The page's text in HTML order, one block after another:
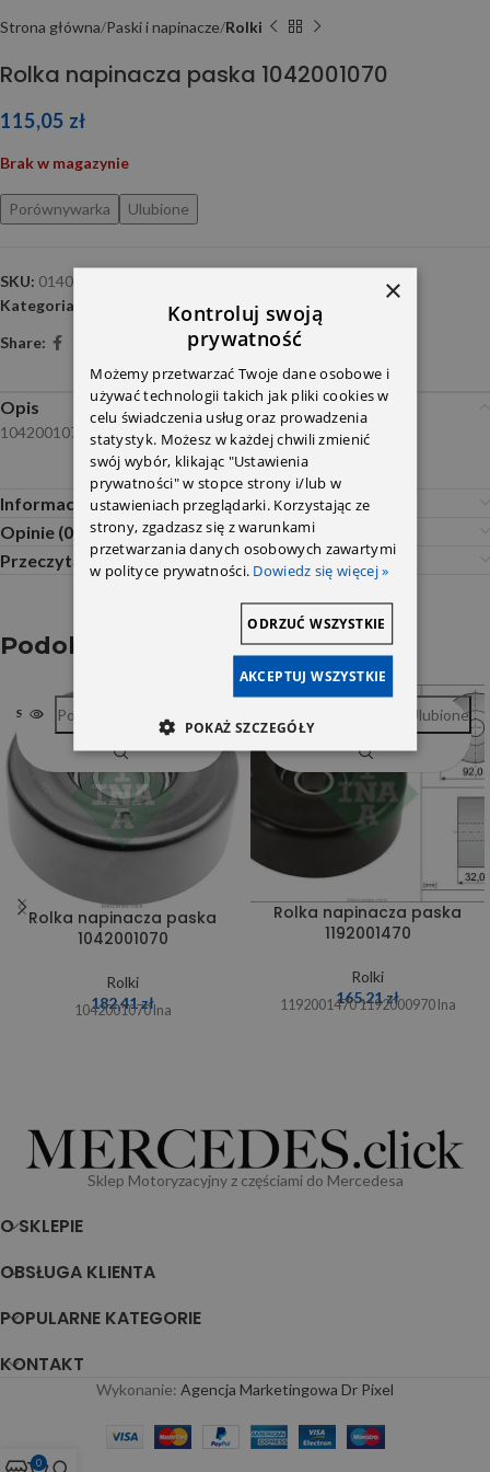
Strona główna Paski i napinacze Rolki
Rolka napinacza paska 1042001070
115,05 zł
Brak w magazynie
Porównywarka Ulubione
SKU: 0140200099
Kategoria:
Share:
Opis
1042001070 Meyle
Informacje dodatkowe
Opinie (0)
Przeczytaj Przed Zakupem
Podobne produkty
SOLD OUT
Rolka napinacza paska
1042001070
Rolki
182,41zł
1042001070 Ina
Porównywarka Ulubione
Rolka napinacza paska
1192001470
Rolki
165,21zł
1192001470 1192000970 Ina
Ulubione
Sklep Motoryzacyjny z częściami do Mercedesa
O SKLEPIE
OBSŁUGA KLIENTA
POPULARNE KATEGORIE
KONTAKT
Wykonanie: Agencja Marketingowa Dr Pixel
0
×
Kontroluj swoją
prywatność
Możemy przetwarzać Twoje dane osobowe i
używać technologii takich jak pliki cookies w
celu świadczenia usług oraz prowadzenia
statystyk. Możesz w każdej chwili zmienić
swój wybór, klikając "Ustawienia
prywatności" w stopce strony i/lub w
ustawieniach przeglądarki. Korzystając ze
strony, zgadzasz się z warunkami
przetwarzania danych osobowych zawartymi
w polityce prywatności. Dowiedz się więcej »
AKCEPTUJ WSZYSTKIE
ODRZUĆ WSZYSTKIE
POKAŻ SZCZEGÓŁY